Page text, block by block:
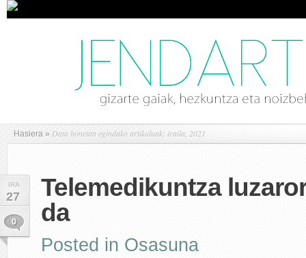
Hasiera » Data honetan egindako artikuluak: iraila, 2021
IRA
27
0
Telemedikuntza
da
Posted in Osasuna